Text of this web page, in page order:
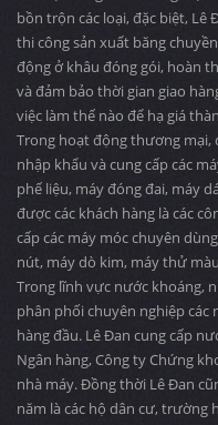
bồn trộn các loại, đặc biệt,
thi công sản xuất băng
động ở khâu đóng gói, hoàn
và đảm bảo thời gian giao
việc làm thế nào để hạ giá
Trong hoạt động thương mại,
nhập khẩu và cung cấp các
phế liệu, máy đóng đai, máy
được các khách hàng là các
cấp các máy móc chuyên
nút, máy dò kim, máy thử
Trong lĩnh vực nước khoáng,
phân phối chuyên nghiệp
hàng đầu. Lê Đan cung cấp
Ngân hàng, Công ty Chứng
nhà máy. Đồng thời Lê Đan
năm là các hộ dân cư, trường